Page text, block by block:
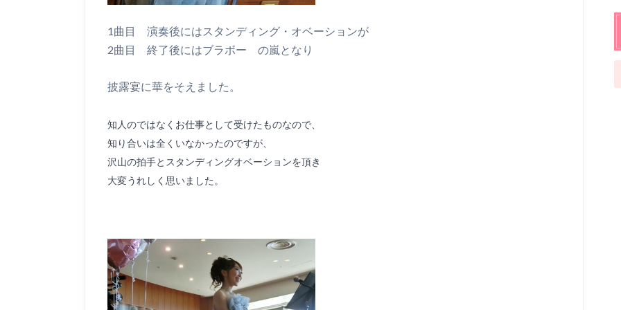
1曲目 演奏後にはスタンディング・オベーションが
2曲目 終了後にはブラボー の嵐となり
披露宴に華をそえました。
知人のではなくお仕事として受けたものなので、
知り合いは全くいなかったのですが、
沢山の拍手とスタンディングオベーションを頂き
大変うれしく思いました。